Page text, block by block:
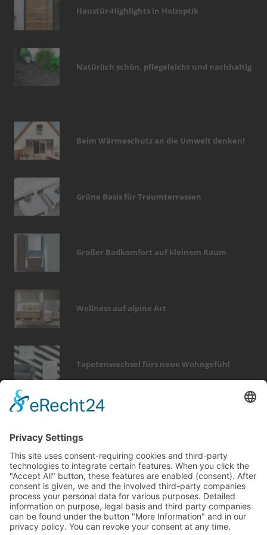
Haustür-Highlights in Holzoptik
Natürlich schön, pflegeleicht und nachhaltig
Beim Wärmeschutz an die Umwelt denken!
Grüne Basis für Traumterrassen
Großer Badkomfort auf kleinem Raum
Wellness auf alpine Art
Tapetenwechsel fürs neue Wohngefühl
feuer badezimmer dekoration
fußboden
smart home
sanieren renovieren zaun
garten
küche
kamin entfeuchtung
hausbau
finanzierung
möbel elektro beratung dach